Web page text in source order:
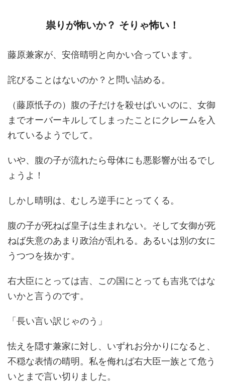
祟りが怖いか？ そりゃ怖い！
藤原兼家が、安倍晴明と向かい合っています。
詫びることはないのか？と問い詰める。
（藤原忯子の）腹の子だけを殺せばいいのに、女御
までオーバーキルしてしまったことにクレームを入
れているようでして。
いや、腹の子が流れたら母体にも悪影響が出るでし
ょうよ！
しかし晴明は、むしろ逆手にとってくる。
腹の子が死ねば皇子は生まれない。そして女御が死
ねば失意のあまり政治が乱れる。あるいは別の女に
うつつを抜かす。
右大臣にとっては吉、この国にとっても吉兆ではな
いかと言うのです。
「長い言い訳じゃのう」
怯えを隠す兼家に対し、いずれお分かりになると、
不穏な表情の晴明。私を侮れば右大臣一族とて危う
いとまで言い切りました。